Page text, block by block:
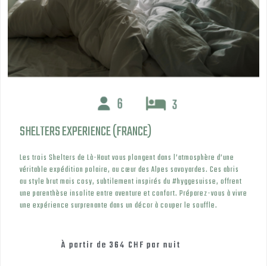
SHELTERS EXPERIENCE (FRANCE)
Les trois Shelters de Là-Haut vous plongent dans l’atmosphère d’une
véritable expédition polaire, au cœur des Alpes savoyardes. Ces abris
au style brut mais cosy, subtilement inspirés du #hyggesuisse, offrent
une parenthèse insolite entre aventure et confort. Préparez-vous à vivre
une expérience surprenante dans un décor à couper le souffle.
À partir de 364 CHF par nuit